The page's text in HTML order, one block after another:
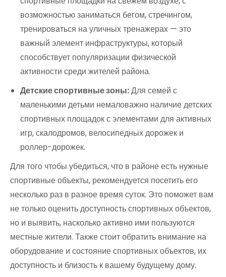
возможностью заниматься бегом, стречингом,
тренироваться на уличных тренажерах — это
важный элемент инфраструктуры, который
способствует популяризации физической
активности среди жителей района.
Детские спортивные зоны:Для семей с
маленькими детьми немаловажно наличие детских
спортивных площадок с элементами для активных
игр, скалодромов, велосипедных дорожек и
роллер-дорожек.
Для того чтобы убедиться, что в районе есть нужные
спортивные объекты, рекомендуется посетить его
несколько раз в разное время суток. Это поможет вам
не только оценить доступность спортивных объектов,
но и выявить, насколько активно ими пользуются
местные жители. Также стоит обратить внимание на
оборудование и состояние спортивных объектов, их
доступность и близость к вашему будущему дому.